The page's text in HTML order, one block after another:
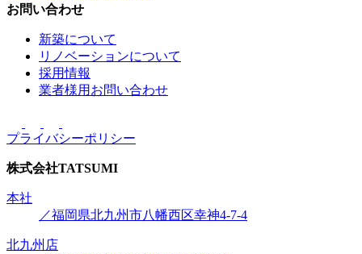
お問い合わせ
新築について
リノベーションについて
採用情報
業者様用お問い合わせ
プライバシーポリシー
株式会社TATSUMI
本社
／福岡県北九州市八幡西区幸神4-7-4
北九州店